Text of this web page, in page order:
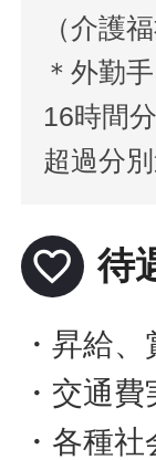
（介護
＊外勤
16時間
超過分
favorite_border 待
・昇給
・交通
・各種